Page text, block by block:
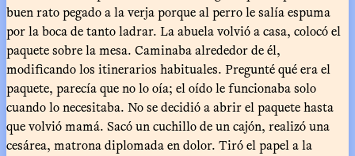
buen rato pegado a la verja porque al perro le salía espuma
por la boca de tanto ladrar. La abuela volvió a casa, colocó el
paquete sobre la mesa. Caminaba alrededor de él,
modificando los itinerarios habituales. Pregunté qué era el
paquete, parecía que no lo oía; el oído le funcionaba solo
cuando lo necesitaba. No se decidió a abrir el paquete hasta
que volvió mamá. Sacó un cuchillo de un cajón, realizó una
cesárea, matrona diplomada en dolor. Tiró el papel a la